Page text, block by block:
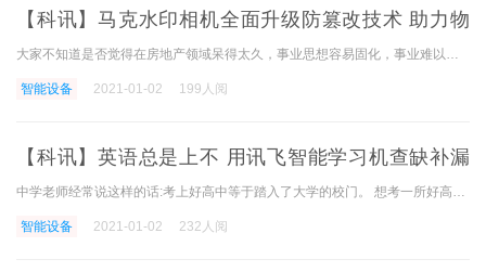
【科讯】马克水印相机全面升级防篡改技术 助力物
业痕迹管理智能化
智能设备 2021-01-02 199人阅
【科讯】英语总是上不 用讯飞智能学习机查缺补漏
快速提升
智能设备 2021-01-02 232人阅